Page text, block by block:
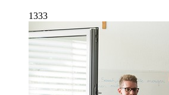
1333